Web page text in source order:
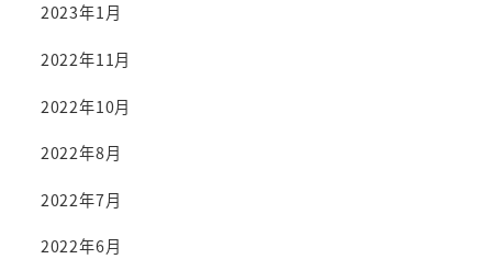
2023年1月
2022年11月
2022年10月
2022年8月
2022年7月
2022年6月